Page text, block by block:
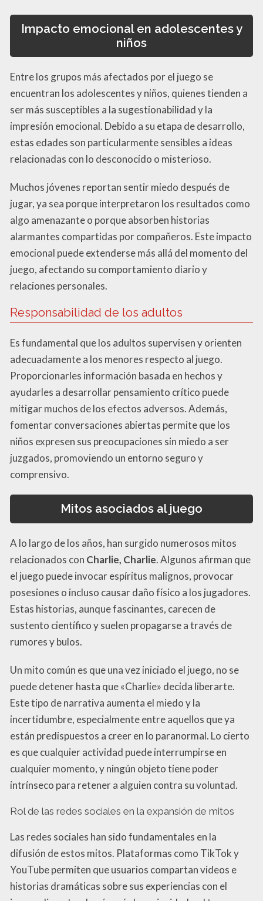
Impacto emocional en adolescentes y
niños
Entre los grupos más afectados por el juego se
encuentran los adolescentes y niños, quienes tienden a
ser más susceptibles a la sugestionabilidad y la
impresión emocional. Debido a su etapa de desarrollo,
estas edades son particularmente sensibles a ideas
relacionadas con lo desconocido o misterioso.
Muchos jóvenes reportan sentir miedo después de
jugar, ya sea porque interpretaron los resultados como
algo amenazante o porque absorben historias
alarmantes compartidas por compañeros. Este impacto
emocional puede extenderse más allá del momento del
juego, afectando su comportamiento diario y
relaciones personales.
Responsabilidad de los adultos
Es fundamental que los adultos supervisen y orienten
adecuadamente a los menores respecto al juego.
Proporcionarles información basada en hechos y
ayudarles a desarrollar pensamiento crítico puede
mitigar muchos de los efectos adversos. Además,
fomentar conversaciones abiertas permite que los
niños expresen sus preocupaciones sin miedo a ser
juzgados, promoviendo un entorno seguro y
comprensivo.
Mitos asociados al juego
A lo largo de los años, han surgido numerosos mitos
relacionados con Charlie, Charlie. Algunos afirman que
el juego puede invocar espíritus malignos, provocar
posesiones o incluso causar daño físico a los jugadores.
Estas historias, aunque fascinantes, carecen de
sustento científico y suelen propagarse a través de
rumores y bulos.
Un mito común es que una vez iniciado el juego, no se
puede detener hasta que «Charlie» decida liberarte.
Este tipo de narrativa aumenta el miedo y la
incertidumbre, especialmente entre aquellos que ya
están predispuestos a creer en lo paranormal. Lo cierto
es que cualquier actividad puede interrumpirse en
cualquier momento, y ningún objeto tiene poder
intrínseco para retener a alguien contra su voluntad.
Rol de las redes sociales en la expansión de mitos
Las redes sociales han sido fundamentales en la
difusión de estos mitos. Plataformas como TikTok y
YouTube permiten que usuarios compartan videos e
historias dramáticas sobre sus experiencias con el